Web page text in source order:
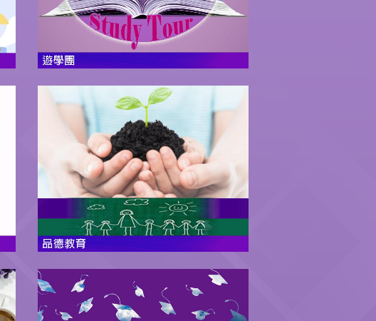
更多
透過課堂學習、多元活動及校園環
境氛圍，推廣品德教育，培養學生
正確的價值觀、強化道德感與品
格。
更多
「李守慧教育基金」資助畢業生24